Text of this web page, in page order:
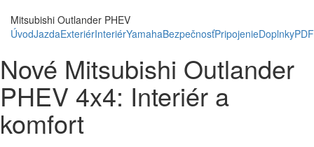
Mitsubishi Outlander PHEV
ÚvodJazdaExteriérInteriérYamahaBezpečnosťPripojenieDoplnkyPDF
Nové Mitsubishi Outlander
PHEV 4x4: Interiér a
komfort